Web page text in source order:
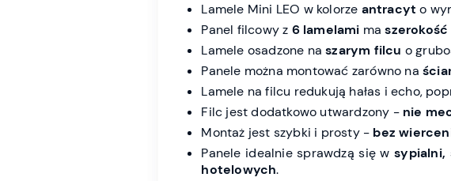
Lamele Mini LEO w kolorze antracyt o
Panel filcowy z 6 lamelami ma
Lamele osadzone naszarym filcu o
Panele można montować zarówno na
Lamele na filcu redukują hałas i echo,
Filc jest dodatkowo utwardzony - nie
Montaż jest szybki i prosty - bez
Panele idealnie sprawdzą się wsypialni,
hotelowych.